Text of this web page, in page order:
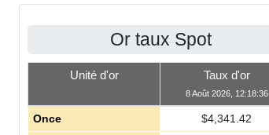
Or taux Spot
Unité d'or Taux d'or
8 Août 2026, 12:18:36
Once $4,341.42